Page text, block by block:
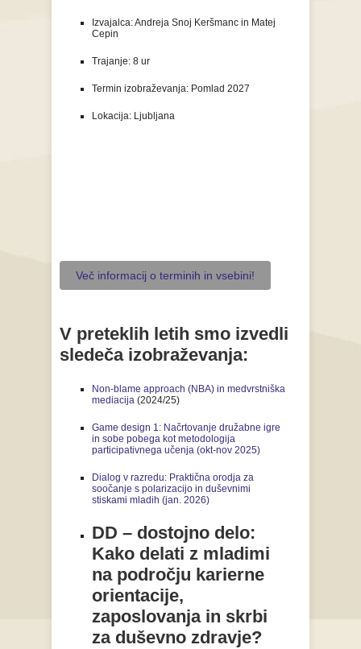
Izvajalca: Andreja Snoj Keršmanc in Matej
Cepin
Trajanje: 8 ur
Termin izobraževanja: Pomlad 2027
Lokacija: Ljubljana
Več informacij o terminih in vsebini!
V preteklih letih smo izvedli
sledeča izobraževanja:
Non-blame approach (NBA) in medvrstniška
mediacija (2024/25)
Game design 1: Načrtovanje družabne igre
in sobe pobega kot metodologija
participativnega učenja (okt-nov 2025)
Dialog v razredu: Praktična orodja za
soočanje s polarizacijo in duševnimi
stiskami mladih (jan. 2026)
DD – dostojno delo:
Kako delati z mladimi
na področju karierne
orientacije,
zaposlovanja in skrbi
za duševno zdravje?